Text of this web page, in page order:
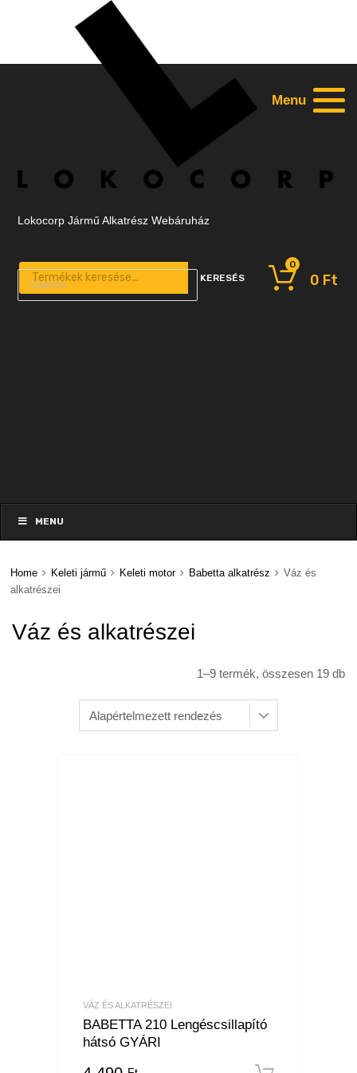
Products search
KERESÉS 0 Ft
0
to
contentMENU
Home Keleti jármű Keleti motor Babetta alkatrész
Váz és
alkatrészei
Váz és alkatrészei
1–9 termék, összesen 19 db
VÁZ ÉS ALKATRÉSZEI
BABETTA 210 Lengéscsillapító
hátsó GYÁRI
Lokocorp Jármű Alkatrész Webáruház
Menu